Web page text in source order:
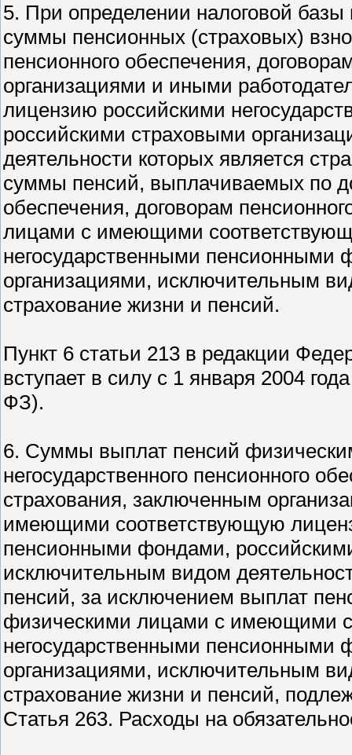
5. При определении налоговой
суммы пенсионных (страховых)
пенсионного обеспечения,
организациями и иными
лицензию российскими
российскими страховыми
деятельности которых является
суммы пенсий, выплачиваемых по
обеспечения, договорам
лицами с имеющими
негосударственными
организациями, исключительным
страхование жизни и пенсий.
Пункт 6 статьи 213 в редакции
вступает в силу с 1 января 2004
ФЗ).
6. Суммы выплат пенсий
негосударственного пенсионного
страхования, заключенным
имеющими соответствующую
пенсионными фондами,
исключительным видом
пенсий, за исключением выплат
физическими лицами с имеющими
негосударственными
организациями, исключительным
страхование жизни и пенсий,
Статья 263. Расходы на